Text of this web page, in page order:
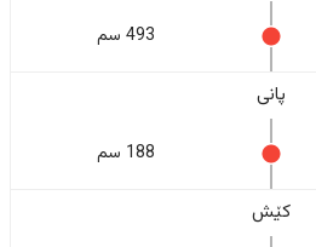
493 سم
پانی
188 سم
کێش